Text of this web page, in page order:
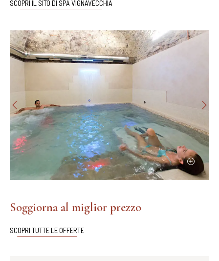
SCOPRI IL SITO DI SPA VIGNAVECCHIA
Soggiorna al miglior prezzo
SCOPRI TUTTE LE OFFERTE